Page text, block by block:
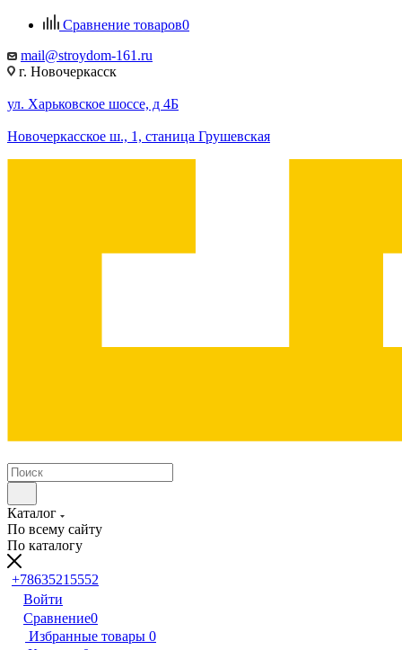
Сравнение товаров0
mail@stroydom-161.ru
г. Новочеркасск
ул. Харьковское шоссе, д 4Б
Новочеркасское ш., 1, станица Грушевская
Каталог
По всему сайту
По каталогу
+78635215552
Войти
Сравнение0
Избранные товары 0